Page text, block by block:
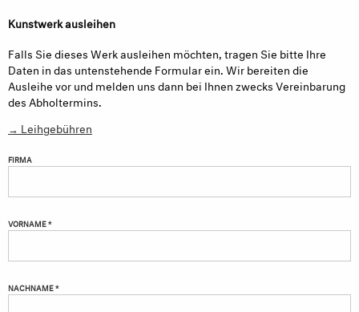
Kunstwerk ausleihen
Falls Sie dieses Werk ausleihen möchten, tragen Sie bitte Ihre
Daten in das untenstehende Formular ein. Wir bereiten die
Ausleihe vor und melden uns dann bei Ihnen zwecks Vereinbarung
des Abholtermins.
→ Leihgebühren
FIRMA
VORNAME *
NACHNAME *